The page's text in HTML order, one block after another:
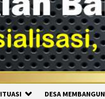
DESA MEMBANGUN